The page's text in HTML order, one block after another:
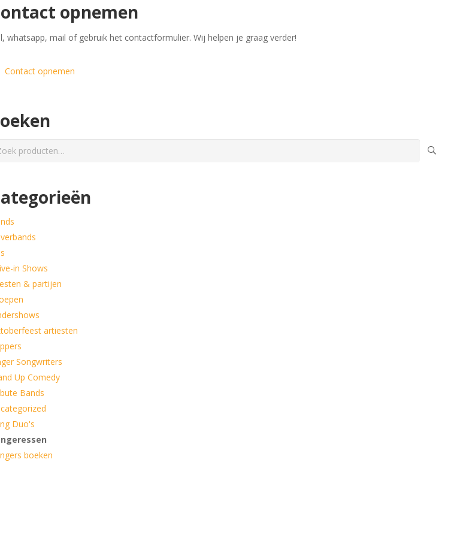
opnemen
whatsapp, mail of gebruik het contactformulier. Wij helpen je graag verder!
Contact opnemen
in Shows
& partijen
artiesten
Songwriters
Up Comedy
Bands
Duo's
boeken